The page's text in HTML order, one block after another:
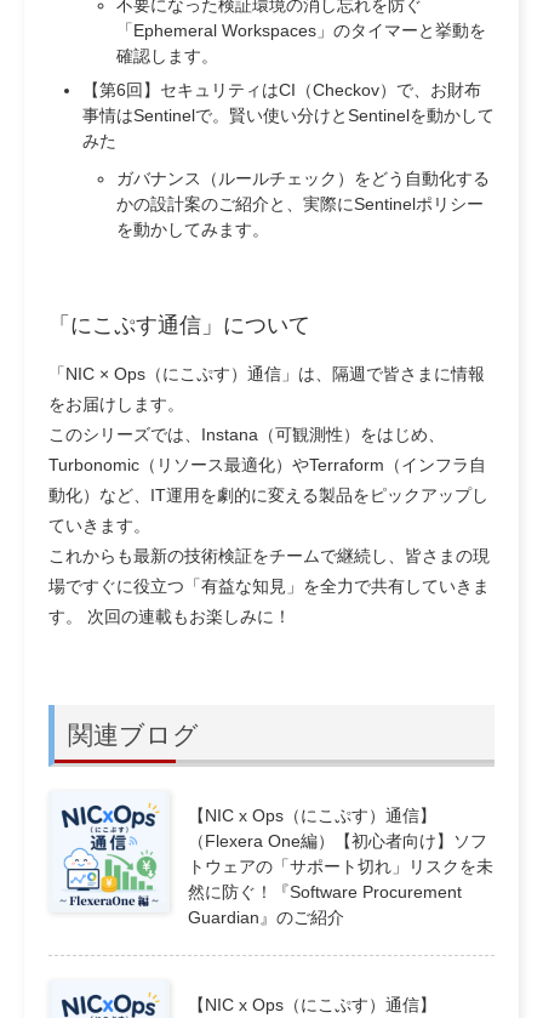
不要になった検証環境の消し忘れを防ぐ
「Ephemeral Workspaces」のタイマーと挙動を
確認します。
【第6回】セキュリティはCI（Checkov）で、お財布
事情はSentinelで。賢い使い分けとSentinelを動かして
みた
ガバナンス（ルールチェック）をどう自動化する
かの設計案のご紹介と、実際にSentinelポリシー
を動かしてみます。
「にこぷす通信」について
「NIC × Ops（にこぷす）通信」は、隔週で皆さまに情報
をお届けします。
このシリーズでは、Instana（可観測性）をはじめ、
Turbonomic（リソース最適化）やTerraform（インフラ自
動化）など、IT運用を劇的に変える製品をピックアップし
ていきます。
これからも最新の技術検証をチームで継続し、皆さまの現
場ですぐに役立つ「有益な知見」を全力で共有していきま
す。 次回の連載もお楽しみに！
関連ブログ
【NIC x Ops（にこぷす）通信】
（Flexera One編）【初心者向け】ソフ
トウェアの「サポート切れ」リスクを未
然に防ぐ！『Software Procurement
Guardian』のご紹介
【NIC x Ops（にこぷす）通信】